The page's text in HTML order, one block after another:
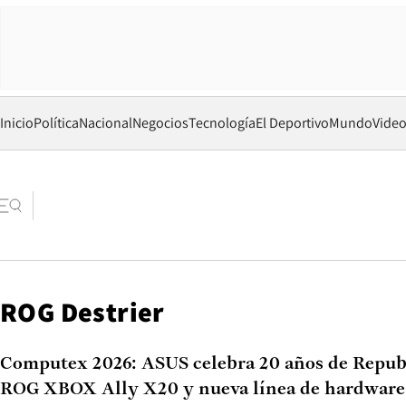
InicioPolíticaNacionalNegociosTecnologíaEl DeportivoMundo
ROG Destrier
Computex 2026: ASUS celebra 20 años de
ROG XBOX Ally X20 y nueva línea de hardware